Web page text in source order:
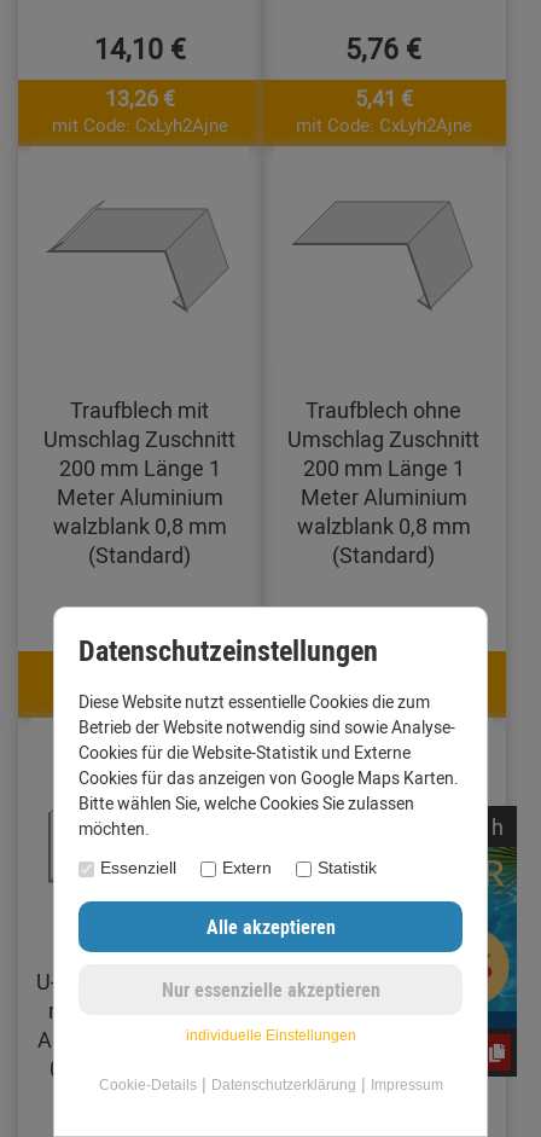
14,10 €
13,26 €
mit Code: CxLyh2Ajne
5,76 €
5,41 €
mit Code: CxLyh2Ajne
Traufblech mit
Umschlag Zuschnitt
200 mm Länge 1
Meter Aluminium
walzblank 0,8 mm
(Standard)
12,11 €
11,39 €
mit Code: CxLyh2Ajne
Traufblech ohne
Umschlag Zuschnitt
200 mm Länge 1
Meter Aluminium
walzblank 0,8 mm
(Standard)
10,92 €
10,27 €
mit Code: CxLyh2Ajne
U-Profil Zuschnitt 200
mm Länge 1 Meter
Aluminium walzblank
0,8 mm (Standard)
Verbinder für
Dachrinne mit
Traufblech Zuschnitt
walzblank 0,8 mm
h
Datenschutzeinstellungen
Diese Website nutzt essentielle Cookies die zum
Betrieb der Website notwendig sind sowie Analyse-
Cookies für die Website-Statistik und Externe
Cookies für das anzeigen von Google Maps Karten.
Bitte wählen Sie, welche Cookies Sie zulassen
möchten.
Essenziell Extern Statistik
individuelle Einstellungen
Cookie-Details| Datenschutzerklärung | Impressum